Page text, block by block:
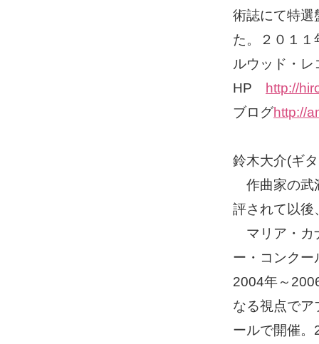
術誌にて特選
た。２０１１
ルウッド・
HP
http://
ブログhttp://
鈴木大介(ギ
作曲家の武
評されて以後
マリア・カ
ー・コンク
2004年～
なる視点でア
ールで開催